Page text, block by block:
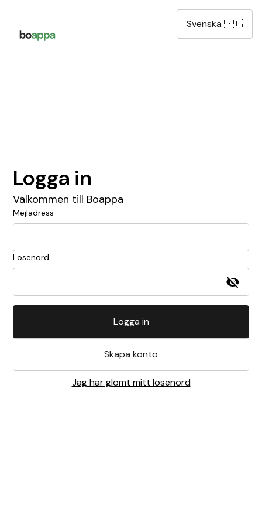
Svenska 🇸🇪
Logga in
Välkommen till Boappa
Mejladress
Lösenord
Logga in
Skapa konto
Jag har glömt mitt lösenord